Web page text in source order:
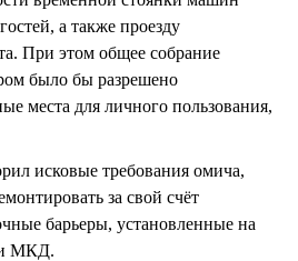
а также проезду
При этом общее собрание
было бы разрешено
места для личного пользования,
исковые требования омича,
за свой счёт
барьеры, установленные на
МКД.